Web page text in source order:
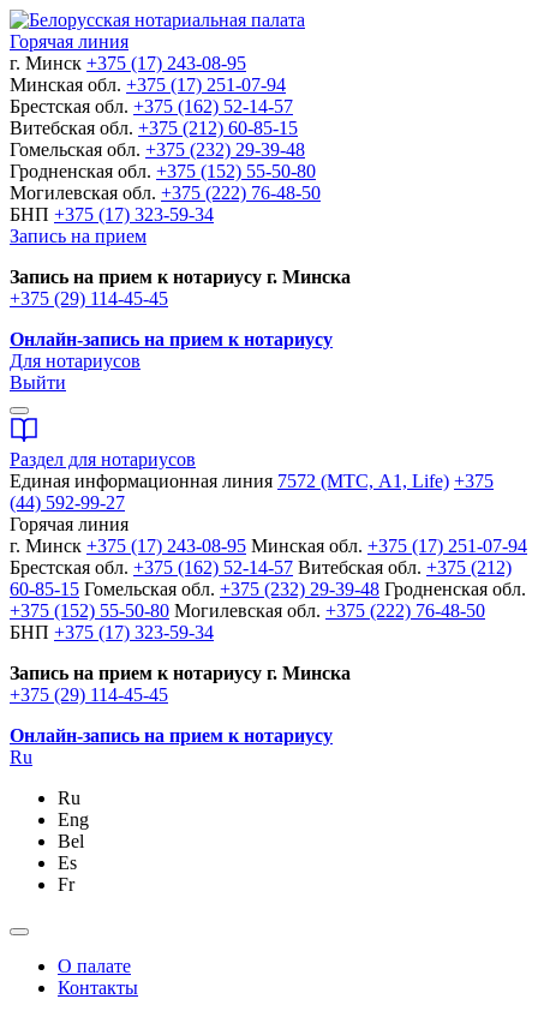
Горячая линия
г. Минск +375 (17) 243-08-95
Минская обл. +375 (17) 251-07-94
Брестская обл. +375 (162) 52-14-57
Витебская обл. +375 (212) 60-85-15
Гомельская обл. +375 (232) 29-39-48
Гродненская обл. +375 (152) 55-50-80
Могилевская обл. +375 (222) 76-48-50
БНП +375 (17) 323-59-34
Запись на прием
Запись на прием к нотариусу г. Минска
+375 (29) 114-45-45
Онлайн-запись на прием к нотариусу
Для нотариусов
Выйти
Раздел для нотариусов
Единая информационная линия 7572 (МТС, A1, Life) +375
(44) 592-99-27
Горячая линия
г. Минск +375 (17) 243-08-95 Минская обл. +375 (17) 251-07-94
Брестская обл. +375 (162) 52-14-57 Витебская обл. +375 (212)
60-85-15 Гомельская обл. +375 (232) 29-39-48 Гродненская обл.
+375 (152) 55-50-80 Могилевская обл. +375 (222) 76-48-50
БНП +375 (17) 323-59-34
Запись на прием к нотариусу г. Минска
+375 (29) 114-45-45
Онлайн-запись на прием к нотариусу
Ru
Ru
Eng
Bel
Es
Fr
О палате
Контакты